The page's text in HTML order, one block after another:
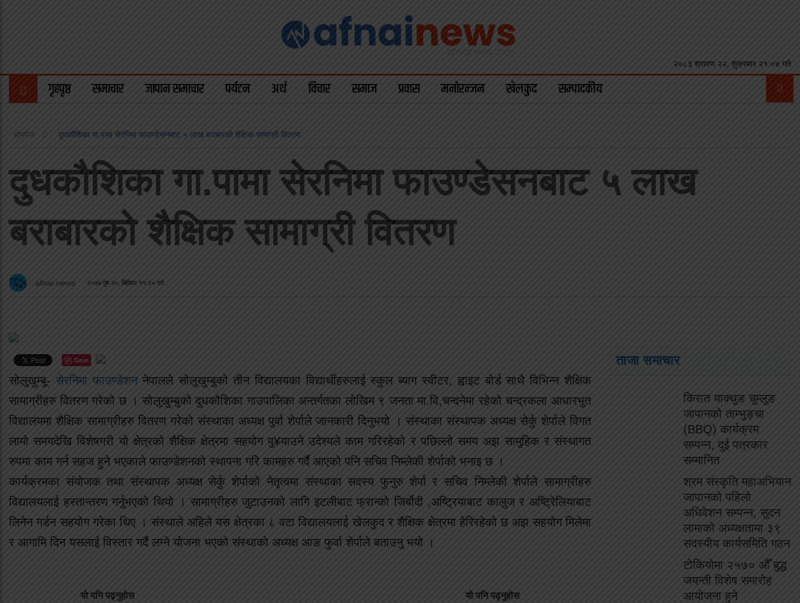
२०८३ श्रावण २२, शुक्रबार २१:०४ गते
गृहपृष्ठ समाचार जापान समाचार पर्यटन अर्थ विचार समाज प्रवास मनोरन्जन खेलकुद सम्पादकीय
होमपेज दुधकौशिका गा.पामा सेरनिमा फाउण्डेसनबाट ५ लाख बराबारको शैक्षिक सामाग्री वितरण
दुधकौशिका गा.पामा सेरनिमा फाउण्डेसनबाट ५ लाख
बराबारको शैक्षिक सामाग्री वितरण
afnai news २०७४ पुष २०, बिहीबार ११:२५ गते
Save
सोलुखुम्बू- सेरनिमा फाउण्डेशननेपालले सोलुखुम्बुको तीन विद्यालयका विद्यार्थीहरुलाई स्कुल ब्याग स्वीटर, ह्वाइट बोर्ड साथै विभिन्न शैक्षिक
सामाग्रीहरु वितरण गरेको छ । सोलुखुम्बुको दुधकौशिका गाउपालिका अन्तर्गतका लोखिम ९ जनता मा.वि,चन्दनेमा रहेको चन्द्रकला आधारभुत
विद्यालयमा शैक्षिक सामाग्रीहरु वितरण गरेको संस्थाका अध्यक्ष पुर्वा शेर्पाले जानकारी दिनुभयो । संस्थाका संस्थापक अध्यक्ष सेर्कु शेर्पाले विगत
लामो समयदेखि विशेषगरी यो क्षेत्रको शैक्षिक क्षेत्रमा सहयोग पु¥याउने उदेश्यले काम गरिरहेको र पछिल्लो समय अझ सामुहिक र संस्थागत
रुपमा काम गर्न सहज हुने भएकाले फाउण्डेशनको स्थापना गरि कामहरु गर्दै आएको पनि सचिव निम्लेकी शेर्पाको भनाइ छ ।
कार्यक्रमका संयोजक तथा संस्थापक अध्यक्ष सेर्कु शेर्पाको नेतृत्वमा संस्थाका सदस्य फुनुरु शेर्पा र सचिव निम्लेकी शेर्पाले सामाग्रीहरु
विद्यालयलाई हस्तान्तरण गर्नुभएको थियो । सामाग्रीहरु जुटाउनको लागि इटलीबाट फ्रान्को जिर्बोदी ,अष्ट्रियाबाट कालुज र अष्ट्रिेलियाबाट
लिनेन गर्डन सहयोग गरेका थिए । संस्थाले अहिले यस क्षेत्रका ८ वटा विद्यालयलाई खेलकुद र शैक्षिक क्षेत्रमा हेरिरहेको छ अझ सहयोग मिलेमा
र आगामि दिन यसलाई विस्तार गर्दै लग्ने योजना भएको संस्थाको अध्यक्ष आङ फुर्वा शेर्पाले बताउनु भयो ।
यो पनि पढ्नुहोस यो पनि पढ्नुहोस
ताजा समाचार
किरात याक्थुङ चुम्लुङ
जापानको ताम्भुङ्चा
(BBQ) कार्यक्रम
सम्पन्न, दुई पत्रकार
सम्मानित
श्रम संस्कृति महाअभियान
जापानको पहिलो
अधिवेशन सम्पन्न, सुदन
लामाको अध्यक्षतामा ३९
सदस्यीय कार्यसमिति गठन
टोकियोमा २५७० औँ बुद्ध
जयन्ती विशेष समारोह
आयोजना हुने